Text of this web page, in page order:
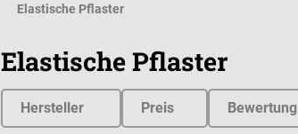
Elastische Pflaster
Elastische Pflaster
Hersteller Preis Bewertung